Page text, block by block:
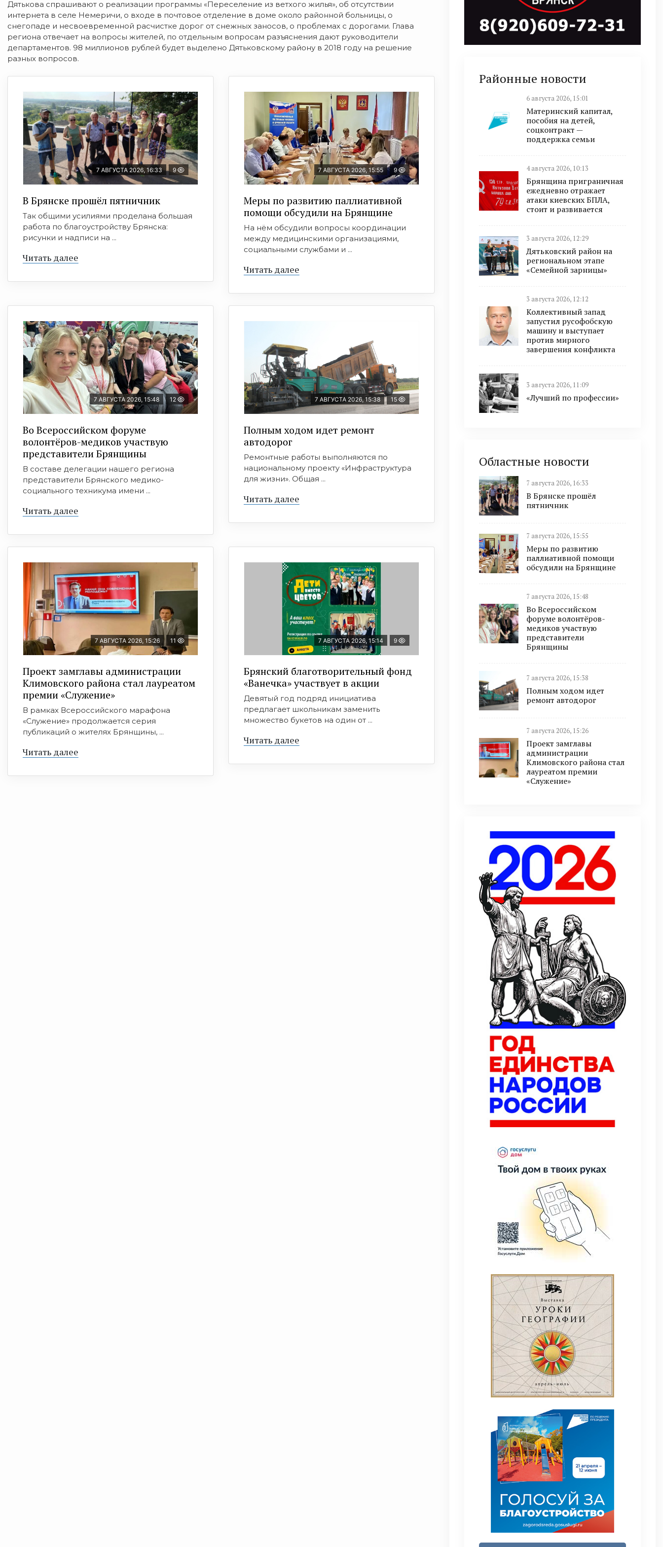
Дятькова спрашивают о реализации программы «Переселение из ветхого жилья», об отсутствии
интернета в селе Немеричи, о входе в почтовое отделение в доме около районной больницы, о
снегопаде и несвоевременной расчистке дорог от снежных заносов, о проблемах с дорогами. Глава
региона отвечает на вопросы жителей, по отдельным вопросам разъяснения дают руководители
департаментов. 98 миллионов рублей будет выделено Дятьковскому району в 2018 году на решение
разных вопросов.
7 АВГУСТА 2026, 16:33 9
В Брянске прошёл пятничник
Так общими усилиями проделана большая
работа по благоустройству Брянска:
рисунки и надписи на ...
Читать далее
7 АВГУСТА 2026, 15:55 9
Меры по развитию паллиативной
помощи обсудили на Брянщине
На нём обсудили вопросы координации
между медицинскими организациями,
социальными службами и ...
Читать далее
7 АВГУСТА 2026, 15:48 12
Во Всероссийском форуме
волонтёров-медиков участвую
представители Брянщины
В составе делегации нашего региона
представители Брянского медико-
социального техникума имени ...
Читать далее
7 АВГУСТА 2026, 15:38 15
Полным ходом идет ремонт
автодорог
Ремонтные работы выполняются по
национальному проекту «Инфраструктура
для жизни». Общая ...
Читать далее
7 АВГУСТА 2026, 15:26 11
Проект замглавы администрации
Климовского района стал лауреатом
премии «Служение»
В рамках Всероссийского марафона
«Служение» продолжается серия
публикаций о жителях Брянщины, ...
Читать далее
7 АВГУСТА 2026, 15:14 9
Брянский благотворительный фонд
«Ванечка» участвует в акции
Девятый год подряд инициатива
предлагает школьникам заменить
множество букетов на один от ...
Читать далее
Районные новости
6 августа 2026, 15:01
Материнский капитал,
пособия на детей,
соцконтракт —
поддержка семьи
4 августа 2026, 10:13
Брянщина приграничная
ежедневно отражает
атаки киевских БПЛА,
стоит и развивается
3 августа 2026, 12:29
Дятьковский район на
региональном этапе
«Семейной зарницы»
3 августа 2026, 12:12
Коллективный запад
запустил русофобскую
машину и выступает
против мирного
завершения конфликта
3 августа 2026, 11:09
«Лучший по профессии»
Областные новости
7 августа 2026, 16:33
В Брянске прошёл
пятничник
7 августа 2026, 15:55
Меры по развитию
паллиативной помощи
обсудили на Брянщине
7 августа 2026, 15:48
Во Всероссийском
форуме волонтёров-
медиков участвую
представители
Брянщины
7 августа 2026, 15:38
Полным ходом идет
ремонт автодорог
7 августа 2026, 15:26
Проект замглавы
администрации
Климовского района стал
лауреатом премии
«Служение»